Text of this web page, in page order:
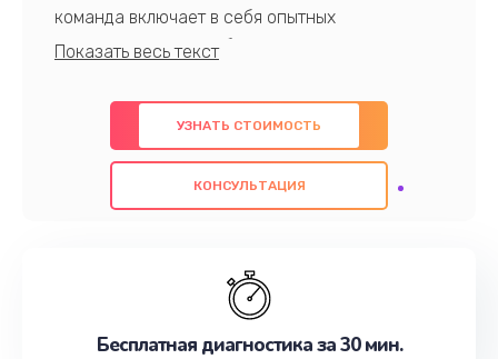
команда включает в себя опытных
профессионалов с обширными знаниями и
предлагаем быстрый и качественный ремонт с
использованием оригинальных компонентов, а
также гарантируем качество всех
проведенных работ. Наша цель - предоставить
наилучшим образом. Не медлите записаться на
УЗНАТЬ СТОИМОСТЬ
КОНСУЛЬТАЦИЯ
Бесплатная диагностика за 30 мин.